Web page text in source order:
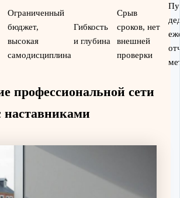
Ограниченный
бюджет,
высокая
самодисциплина
Гибкость
и глубина
Срыв
сроков, нет
внешней
проверки
профессиональной сети
наставниками